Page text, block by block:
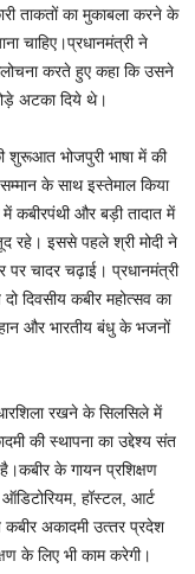
ताकतों का मुकाबला करने के
चाहिए।प्रधानमंत्री ने
आलोचना करते हुए कहा कि उसने
अटका दिये थे।
शुरूआत भोजपुरी भाषा में की
के साथ इस्‍तेमाल किया
कबीरपंथी और बड़ी तादात में
रहे। इससे पहले श्री मोदी ने
पर चादर चढ़ाई। प्रधानमंत्री
दिवसीय कबीर महोत्‍सव का
और भारतीय बंधु के भजनों
रखने के सिलसिले में
की स्‍थापना का उद्देश्‍य संत
के गायन प्रशिक्षण
हॉस्‍टल, आर्ट
अकादमी उत्‍तर प्रदेश
के लिए भी काम करेगी।